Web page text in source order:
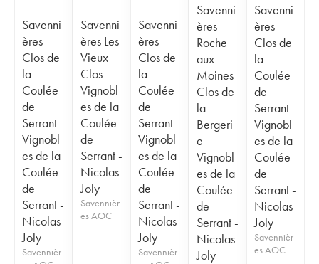
Savenni
ères
Clos de
la
Coulée
de
Serrant
Vignobl
es de la
Coulée
de
Serrant -
Nicolas
Joly
Savennièr
Savenni
ères Les
Vieux
Clos
Vignobl
es de la
Coulée
de
Serrant -
Nicolas
Joly
Savennièr
es AOC
Savenni
ères
Clos de
la
Coulée
de
Serrant
Vignobl
es de la
Coulée
de
Serrant -
Nicolas
Joly
Savennièr
Savenni
ères
Roche
aux
Moines
Clos de
la
Bergeri
e
Vignobl
es de la
Coulée
de
Serrant -
Nicolas
Joly
Savenni
ères
Clos de
la
Coulée
de
Serrant
Vignobl
es de la
Coulée
de
Serrant -
Nicolas
Joly
Savennièr
es AOC